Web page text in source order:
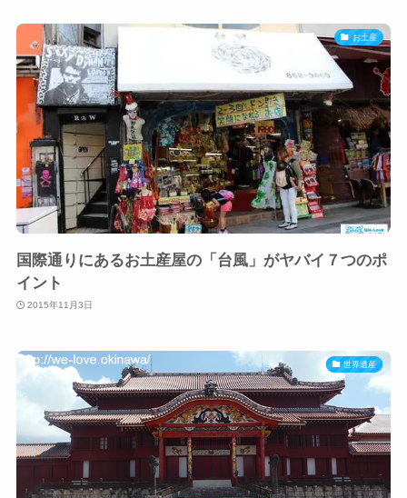
お土産
国際通りにあるお土産屋の「台風」がヤバイ７つのポ
イント
2015年11月3日
世界遺産